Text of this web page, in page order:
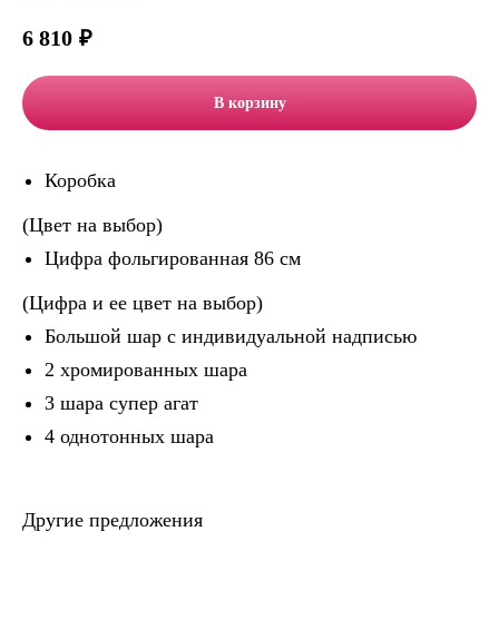
6 810 ₽
В корзину
Коробка
(Цвет на выбор)
Цифра фольгированная 86 см
(Цифра и ее цвет на выбор)
Большой шар с индивидуальной надписью
2 хромированных шара
3 шара супер агат
4 однотонных шара
Другие предложения